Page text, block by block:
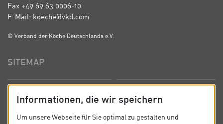
Fax +49 69 63 0006-10
E-Mail: koeche@vkd.com
© Verband der Köche Deutschlands e.V.
SITEMAP
Informationen, die wir speichern
Um unsere Webseite für Sie optimal zu gestalten und